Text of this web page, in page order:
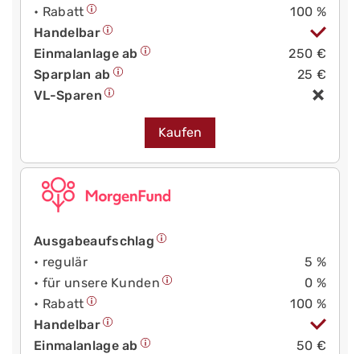
• Rabatt
100 %
Handelbar
Einmalanlage ab
250 €
Sparplan ab
25 €
VL-Sparen
Kaufen
Ausgabeaufschlag
• regulär
5 %
• für unsere Kunden
0 %
• Rabatt
100 %
Handelbar
Einmalanlage ab
50 €